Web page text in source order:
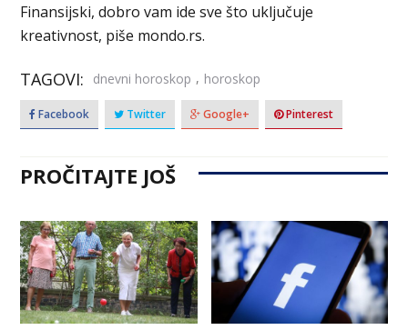
Finansijski, dobro vam ide sve što uključuje
kreativnost, piše mondo.rs.
TAGOVI: dnevni horoskop , horoskop
Facebook Twitter Google+ Pinterest
PROČITAJTE JOŠ